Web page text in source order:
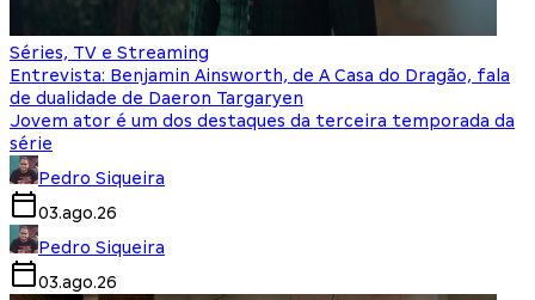
Séries, TV e Streaming
Entrevista: Benjamin Ainsworth, de A Casa do Dragão, fala
de dualidade de Daeron Targaryen
Jovem ator é um dos destaques da terceira temporada da
série
Pedro Siqueira
03.ago.26
Pedro Siqueira
03.ago.26